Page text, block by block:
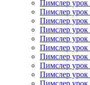
Пимслер урок
Пимслер урок
Пимслер урок
Пимслер урок
Пимслер урок
Пимслер урок
Пимслер урок
Пимслер урок
Пимслер урок
Пимслер урок